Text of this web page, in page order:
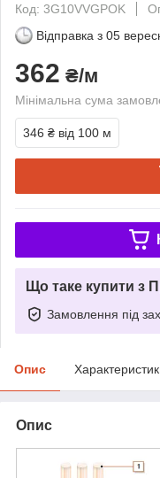
Код: 3G10VVGPOK
Відправка з 05
362 ₴/м
Мінімальна сума
346 ₴ від 100 м
Що таке купити з
Замовлення під
Опис
Опис